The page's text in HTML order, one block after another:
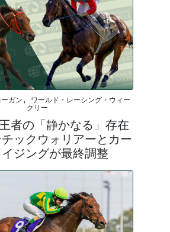
ガン, ワールド・レーシング・ウィー
クリー
王者の「静かなる」存在
ックウォリアーとカー
ジングが最終調整